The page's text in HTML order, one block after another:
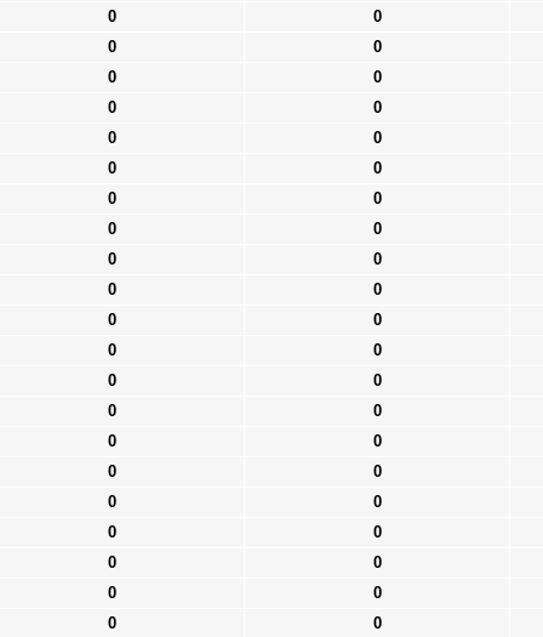
0
0
0
0
0
0
0
0
0
0
0
0
0
0
0
0
0
0
0
0
0
0
0
0
0
0
0
0
0
0
0
0
0
0
0
0
0
0
0
0
0
0